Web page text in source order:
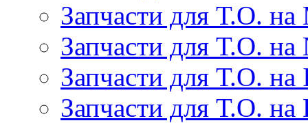
Запчасти для Т.О. на
Запчасти для Т.О. на
Запчасти для Т.О.
Запчасти для Т.О. на